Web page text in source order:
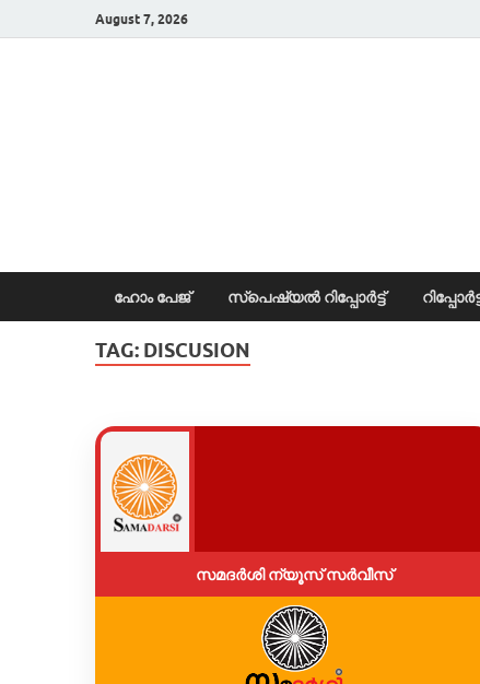
August 7, 2026
ഹോം പേജ് സ്പെഷ്യൽ റിപ്പോര്‍ട്ട്
TAG: DISCUSION
സമദർശി ന്യൂസ് സർവീസ്